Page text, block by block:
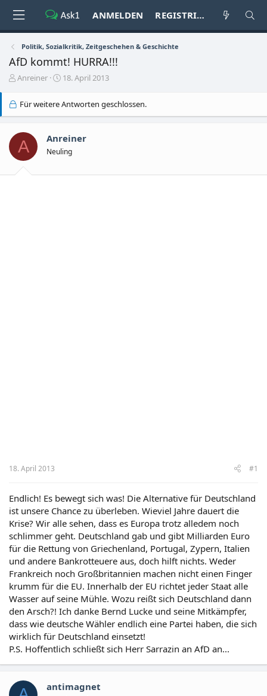
ANMELDEN REGISTRIEREN
Politik, Sozialkritik, Zeitgeschehen & Geschichte
AfD kommt! HURRA!!!
E
e
l
e
r
Anreiner
E
t
e
l
t
m
18. April 2013
Für weitere Antworten geschlossen.
A Anreiner
Neuling
18. April 2013 #1
Endlich! Es bewegt sich was! Die Alternative für Deutschland
ist unsere Chance zu überleben. Wieviel Jahre dauert die
Krise? Wir alle sehen, dass es Europa trotz alledem noch
schlimmer geht. Deutschland gab und gibt Milliarden Euro
für die Rettung von Griechenland, Portugal, Zypern, Italien
und andere Bankrotteuere aus, doch hilft nichts. Weder
Frankreich noch Großbritannien machen nicht einen Finger
krumm für die EU. Innerhalb der EU richtet jeder Staat alle
Wasser auf seine Mühle. Wozu reißt sich Deutschland dann
den Arsch?! Ich danke Bernd Lucke und seine Mitkämpfer,
dass wie deutsche Wähler endlich eine Partei haben, die sich
wirklich für Deutschland einsetzt!
P.S. Hoffentlich schließt sich Herr Sarrazin an AfD an...
antimagnet